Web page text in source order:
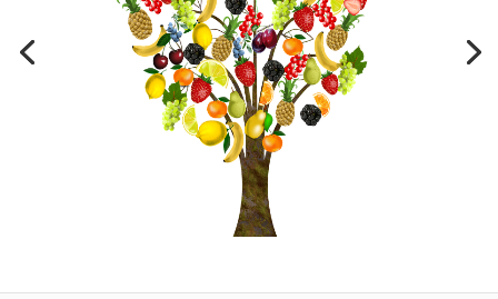
Projet budget participatif : Plantation des arbres
fruitiers à la plaine de la Gazelle